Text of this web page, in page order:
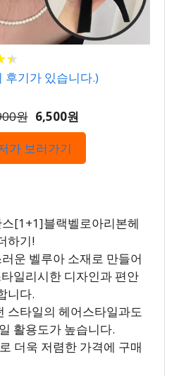
★
★
후기가 있습니다.)
원 6,500원
가 보러가기
[1+1]블랙벨로아리본헤
하기!
운 벨루아 소재로 만들어
일리시한 디자인과 편안
니다.
스타일의 헤어스타일과도
활용도가 높습니다.
더욱 저렴한 가격에 구매